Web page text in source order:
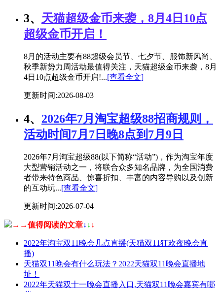
3、 天猫超级金币来袭，8月4日10点
超级金币开启！
8月的活动主要有88超级会员节、七夕节、服饰新风尚、
秋季新势力周活动最值得关注，天猫超级金币来袭，8月
4日10点超级金币开启!...[查看全文]
更新时间:2026-08-03
4、 2026年7月淘宝超级88招商规则，
活动时间7月7日晚8点到7月9日
2026年7月淘宝超级88(以下简称“活动”)，作为淘宝年度
大型营销活动之一，将联合众多知名品牌，为全国消费
者带来特色商品、惊喜折扣、丰富的内容导购以及创新
的互动玩...[查看全文]
更新时间:2026-07-04
→→值得阅读的文章↓ ↓ ↓
2022年淘宝双11晚会几点直播(天猫双11狂欢夜晚会直
播)
天猫双11晚会有什么玩法？2022天猫双11晚会直播地
址！
2022年天猫双十一晚会直播入口,天猫双11晚会嘉宾有哪